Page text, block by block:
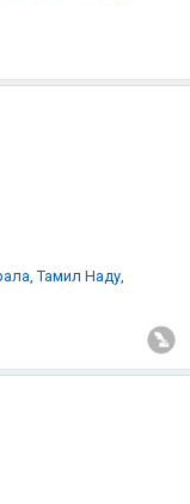
Тамил Наду,